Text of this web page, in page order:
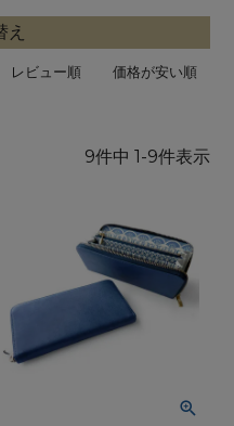
え
レビュー順 価格が安い順
9件中 1 -9件表示